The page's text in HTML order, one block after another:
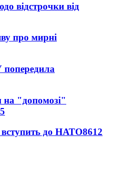
відстрочки від
про мирні
"допомозі"
до НАТО8612